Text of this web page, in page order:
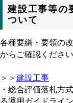
建設工事等の
ついて
各種要綱・要領の
からご確認ください
＞＞ 建設工事
・総合評価落札方
る運用ガイドライン